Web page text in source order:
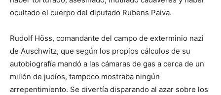
ocultado el cuerpo del diputado Rubens Paiva.
Rudolf Höss, comandante del campo de exterminio nazi
de Auschwitz, que según los propios cálculos de su
autobiografía mandó a las cámaras de gas a cerca de un
millón de judíos, tampoco mostraba ningún
arrepentimiento. Se divertía disparando al azar sobre los